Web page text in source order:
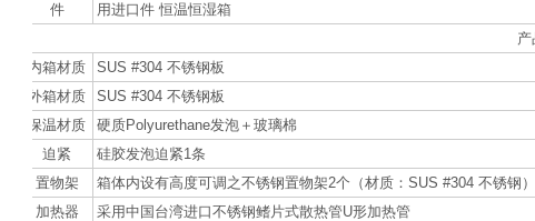
件
用进口件 恒温恒湿箱
产
内箱材质
SUS #304 不锈钢板
外箱材质
SUS #304 不锈钢板
保温材质
硬质Polyurethane发泡＋玻璃棉
迫紧
硅胶发泡迫紧1条
置物架
箱体内设有高度可调之不锈钢置物架2个（材质：SUS #304 不锈钢）
加热器
采用中国台湾进口不锈钢鳍片式散热管U形加热管